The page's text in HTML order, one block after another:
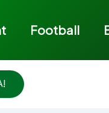
Football